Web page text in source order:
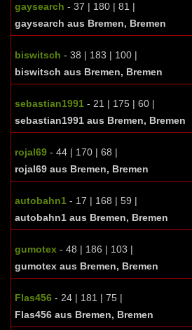
gaysearch - 37 | 180 | 81 |
gaysearch aus Bremen, Bremen
biswitsch - 38 | 183 | 100 |
biswitsch aus Bremen, Bremen
sebastian1991 - 21 | 175 | 60 |
sebastian1991 aus Bremen, Bremen
rojal69 - 44 | 170 | 68 |
rojal69 aus Bremen, Bremen
autobahn1 - 17 | 168 | 59 |
autobahn1 aus Bremen, Bremen
gumotex - 48 | 186 | 103 |
gumotex aus Bremen, Bremen
Flas456 - 24 | 181 | 75 |
Flas456 aus Bremen, Bremen